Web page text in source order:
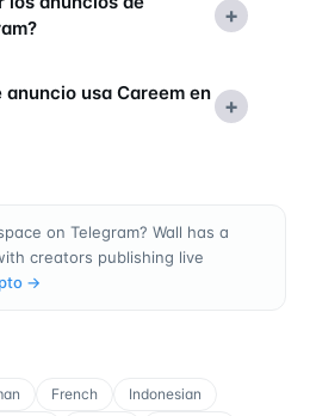
+
anuncio usa Careem en
+
on Telegram? Wall has a
creators publishing live
→
French
Indonesian